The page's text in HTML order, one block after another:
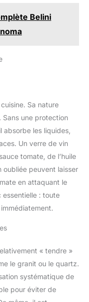
Belini
Sa nature
. Sans une protection
les liquides,
Un verre de vin
tomate, de l’huile
oubliée peuvent laisser
en attaquant le
: toute
« tendre »
le granit ou le quartz.
systématique de
pour éviter de